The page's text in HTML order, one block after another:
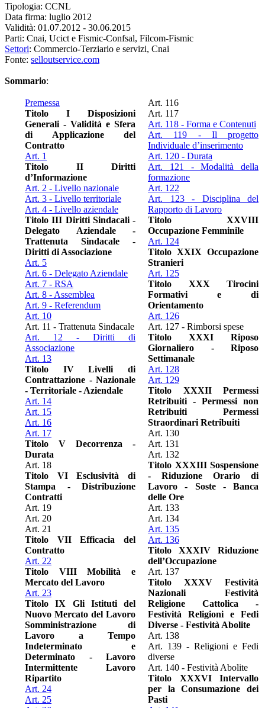
Tipologia: CCNL
Data firma: luglio 2012
Validità: 01.07.2012 - 30.06.2015
Parti: Cnai, Ucict e Fismic-Confsal, Filcom-Fismic
Settori: Commercio-Terziario e servizi, Cnai
Fonte: selloutservice.com
Sommario:
Premessa
Titolo I Disposizioni
Generali - Validità e Sfera
di Applicazione del
Contratto
Art. 1
Titolo II Diritti
d’Informazione
Art. 2 - Livello nazionale
Art. 3 - Livello territoriale
Art. 4 - Livello aziendale
Titolo III Diritti Sindacali -
Delegato Aziendale -
Trattenuta Sindacale -
Diritti di Associazione
Art. 5
Art. 6 - Delegato Aziendale
Art. 7 - RSA
Art. 8 - Assemblea
Art. 9 - Referendum
Art. 10
Art. 11 - Trattenuta Sindacale
Art. 12 - Diritti di
Associazione
Art. 13
Titolo IV Livelli di
Contrattazione - Nazionale
- Territoriale - Aziendale
Art. 14
Art. 15
Art. 16
Art. 17
Titolo V Decorrenza -
Durata
Art. 18
Titolo VI Esclusività di
Stampa - Distribuzione
Contratti
Art. 19
Art. 20
Art. 21
Titolo VII Efficacia del
Contratto
Art. 22
Titolo VIII Mobilità e
Mercato del Lavoro
Art. 23
Titolo IX Gli Istituti del
Nuovo Mercato del Lavoro
Somministrazione di
Lavoro a Tempo
Indeterminato e
Determinato - Lavoro
Intermittente Lavoro
Ripartito
Art. 24
Art. 25
Art. 116
Art. 117
Art. 118 - Forma e Contenuti
Art. 119 - Il progetto
Individuale d’inserimento
Art. 120 - Durata
Art. 121 - Modalità della
formazione
Art. 122
Art. 123 - Disciplina del
Rapporto di Lavoro
Titolo XXVIII
Occupazione Femminile
Art. 124
Titolo XXIX Occupazione
Stranieri
Art. 125
Titolo XXX Tirocini
Formativi e di
Orientamento
Art. 126
Art. 127 - Rimborsi spese
Titolo XXXI Riposo
Giornaliero - Riposo
Settimanale
Art. 128
Art. 129
Titolo XXXII Permessi
Retribuiti - Permessi non
Retribuiti Permessi
Straordinari Retribuiti
Art. 130
Art. 131
Art. 132
Titolo XXXIII Sospensione
- Riduzione Orario di
Lavoro - Soste - Banca
delle Ore
Art. 133
Art. 134
Art. 135
Art. 136
Titolo XXXIV Riduzione
dell’Occupazione
Art. 137
Titolo XXXV Festività
Nazionali Festività
Religione Cattolica -
Festività Religioni e Fedi
Diverse - Festività Abolite
Art. 138
Art. 139 - Religioni e Fedi
diverse
Art. 140 - Festività Abolite
Titolo XXXVI Intervallo
per la Consumazione dei
Pasti